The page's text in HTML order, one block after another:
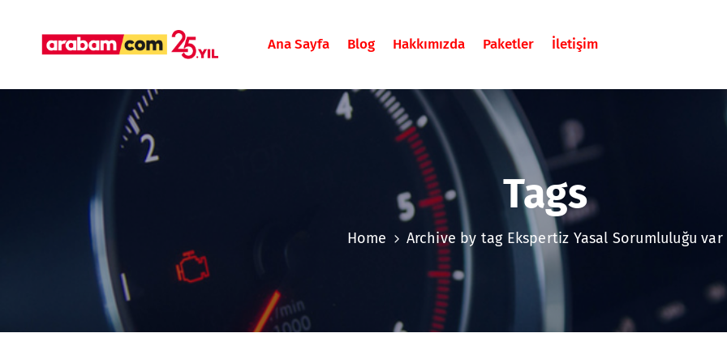
Ana Sayfa Blog Hakkımızda Paketler İletişim
Tags
Home Archive by tag Ekspertiz Yasal Sorumluluğu var